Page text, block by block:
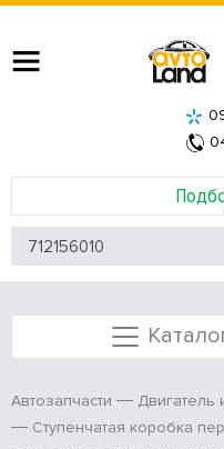
Автозапчасти Двигатель
Ступенчатая коробка